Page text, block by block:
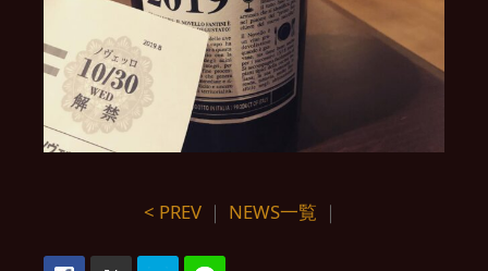
< PREV ｜ NEWS一覧 ｜